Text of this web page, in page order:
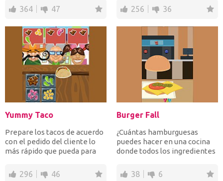
nutr...364 47 256 36
Yummy Taco
Prepare los tacos de acuerdo
con el pedido del cliente lo
más rápido que pueda para
296 46
Burger Fall
¿Cuántas hamburguesas
puedes hacer en una cocina
donde todos los ingredientes
38 6